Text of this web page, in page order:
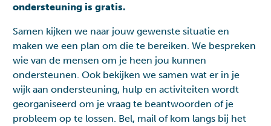
ondersteuning is gratis.
Samen kijken we naar jouw gewenste situatie en
maken we een plan om die te bereiken. We bespreken
wie van de mensen om je heen jou kunnen
ondersteunen. Ook bekijken we samen wat er in je
wijk aan ondersteuning, hulp en activiteiten wordt
georganiseerd om je vraag te beantwoorden of je
probleem op te lossen. Bel, mail of kom langs bij het